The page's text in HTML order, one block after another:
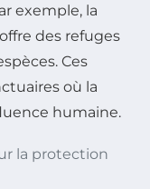
exemple, la
offre des refuges
Ces
où la
humaine.
la protection